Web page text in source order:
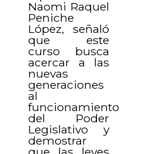
Naomi Raquel
Peniche
López, señaló
que este
curso busca
acercar a las
nuevas
generaciones
al
funcionamiento
del Poder
Legislativo y
demostrar